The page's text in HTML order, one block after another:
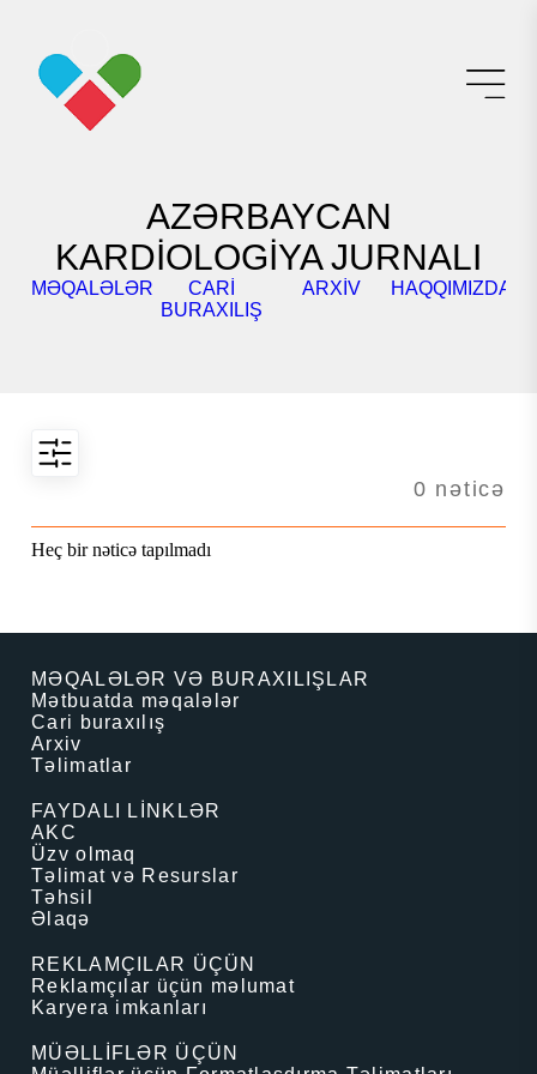
AZƏRBAYCAN
KARDİOLOGİYA JURNALI
MƏQALƏLƏR
CARI
BURAXILIŞ
ARXIV HAQQIMIZDA
0 nəticə
Heç bir nəticə tapılmadı
MƏQALƏLƏR VƏ BURAXILIŞLAR
Mətbuatda məqalələr
Cari buraxılış
Arxiv
Təlimatlar
FAYDALI LİNKLƏR
AKC
Üzv olmaq
Təlimat və Resurslar
Təhsil
Əlaqə
REKLAMÇILAR ÜÇÜN
Reklamçılar üçün məlumat
Karyera imkanları
MÜƏLLİFLƏR ÜÇÜN